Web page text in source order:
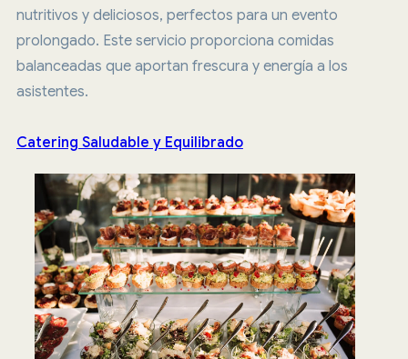
nutritivos y deliciosos, perfectos para un evento
prolongado. Este servicio proporciona comidas
balanceadas que aportan frescura y energía a los
asistentes.
Catering Saludable y Equilibrado